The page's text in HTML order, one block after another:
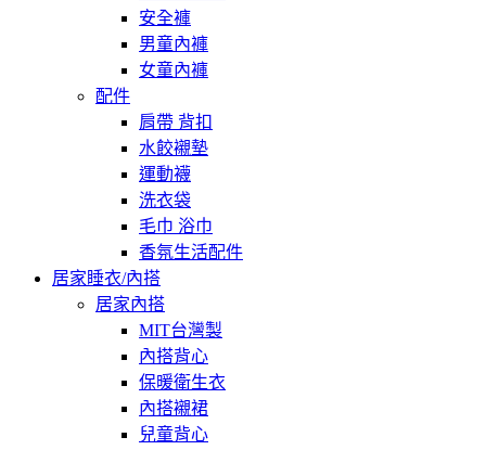
安全褲
男童內褲
女童內褲
配件
肩帶 背扣
水餃襯墊
運動襪
洗衣袋
毛巾 浴巾
香氛生活配件
居家睡衣/內搭
居家內搭
MIT台灣製
內搭背心
保暖衛生衣
內搭襯裙
兒童背心